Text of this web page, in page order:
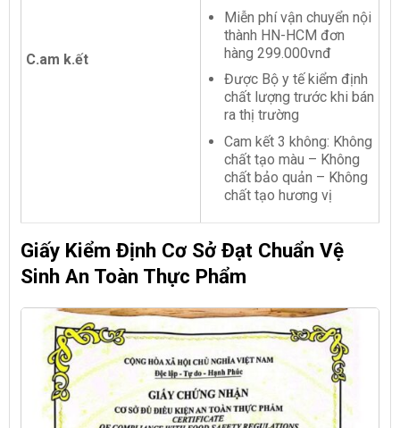
C.am k.ết
Miễn phí vận chuyển nội
thành HN-HCM đơn
hàng 299.000vnđ
Được Bộ y tế kiểm định
chất lượng trước khi bán
ra thị trường
Cam kết 3 không: Không
chất tạo màu – Không
chất bảo quản – Không
chất tạo hương vị
Giấy Kiểm Định Cơ Sở Đạt Chuẩn Vệ
Sinh An Toàn Thực Phẩm